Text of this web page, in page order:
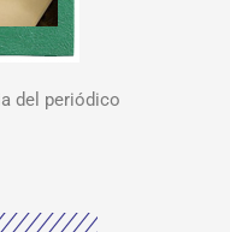
del periódico